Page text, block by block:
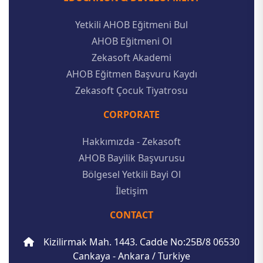
Elektronik ticaret ve fatura süreçlerinin
yürütülmesi,
Açık rızanızın bulunması hâlinde tanıtım,
kampanya, bülten ve pazarlama
iletişimlerinin gönderilmesi,
Hukuki yükümlülüklerin (KVKK, e-ticaret
mevzuatı, vergi mevzuatı vb.) yerine
getirilmesi ve olası hukuki
Bilgi güvenliği süreçlerinin ve sistem/log
3. İşlenen Kişisel Veri
Kategorileri
kategorilerde kişisel veriler işlenebilmektedir:
Veri Kategorisi Örnek Veriler
Yetkili AHOB Eğitmeni Bul
AHOB Eğitmeni Ol
Zekasoft Akademi
AHOB Eğitmen Başvuru Kaydı
Zekasoft Çocuk Tiyatrosu
CORPORATE
Hakkımızda - Zekasoft
AHOB Bayilik Başvurusu
Bölgesel Yetkili Bayi Ol
İletişim
CONTACT
Kizilirmak Mah. 1443. Cadde No:25B/8 06530
Cankaya - Ankara / Turkiye